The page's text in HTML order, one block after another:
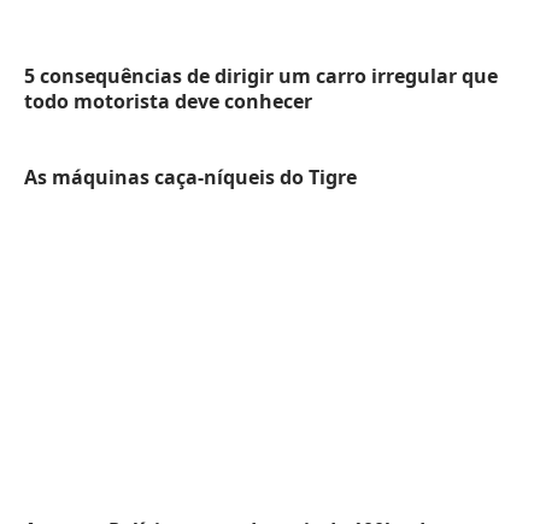
5 consequências de dirigir um carro irregular que
todo motorista deve conhecer
As máquinas caça-níqueis do Tigre